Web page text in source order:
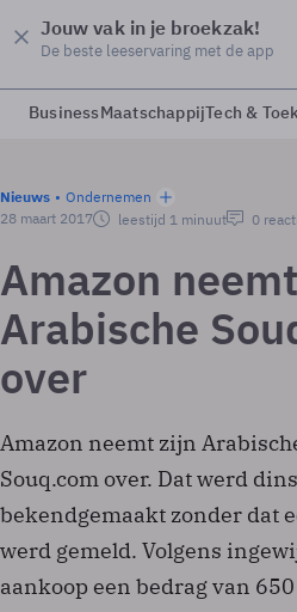
Jouw vak in je broekzak!
De beste leeservaring met de app
BusinessMaatschappijTech &
Nieuws
Ondernemen
28 maart 2017
leestijd 1 minuut 0
Amazon neemt
Arabische
over
Amazon neemt zijn
Souq.com over. Dat werd
bekendgemaakt zonder dat
werd gemeld. Volgens
aankoop een bedrag van